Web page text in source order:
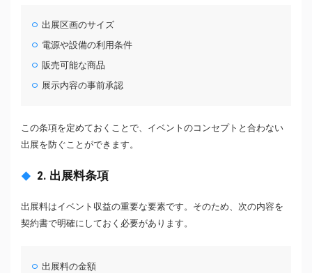
出展区画のサイズ
電源や設備の利用条件
販売可能な商品
展示内容の事前承認
この条項を定めておくことで、イベントのコンセプトと合わない
出展を防ぐことができます。
2. 出展料条項
出展料はイベント収益の重要な要素です。そのため、次の内容を
契約書で明確にしておく必要があります。
出展料の金額